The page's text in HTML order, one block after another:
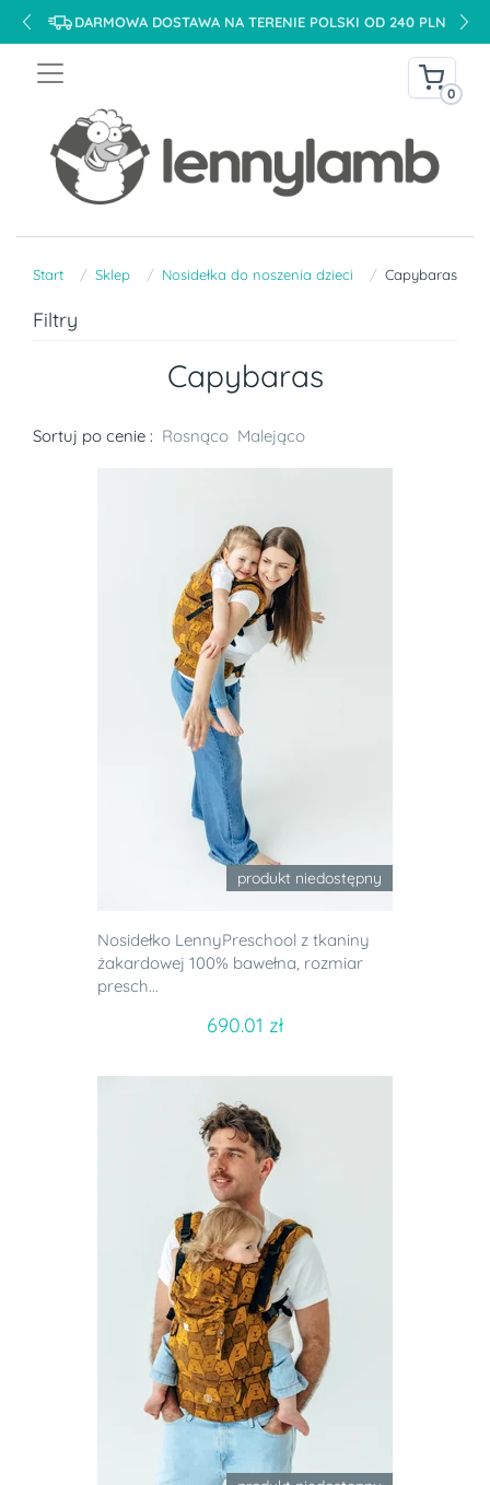
DARMOWA DOSTAWA NA TERENIE POLSKI OD 240 PLN
0
Start Sklep Nosidełka do noszenia dzieci Capybaras
Filtry
Capybaras
Sortuj po cenie : Rosnąco Malejąco
produkt niedostępny
Nosidełko LennyPreschool z tkaniny
żakardowej 100% bawełna, rozmiar
presch...
690.01 zł